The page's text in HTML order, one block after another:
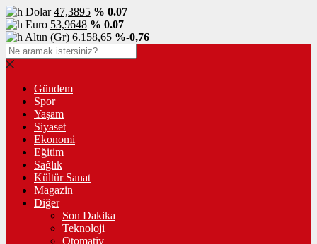
Dolar47,3895 % 0.07
Euro 53,9648 % 0.07
Altın (Gr) 6.158,65 %-0,76
Gündem
Spor
Yaşam
Siyaset
Ekonomi
Eğitim
Sağlık
Kültür Sanat
Magazin
Diğer
Son Dakika
Teknoloji
Otomativ